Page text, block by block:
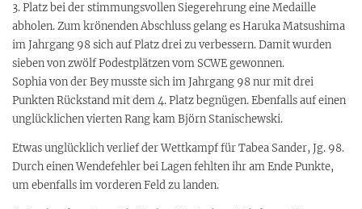
3. Platz bei der stimmungsvollen Siegerehrung eine Medaille
abholen. Zum krönenden Abschluss gelang es Haruka Matsushima
im Jahrgang 98 sich auf Platz drei zu verbessern. Damit wurden
sieben von zwölf Podestplätzen vom SCWE gewonnen.
Sophia von der Bey musste sich im Jahrgang 98 nur mit drei
Punkten Rückstand mit dem 4. Platz begnügen. Ebenfalls auf einen
unglücklichen vierten Rang kam Björn Stanischewski.
Etwas unglücklich verlief der Wettkampf für Tabea Sander, Jg. 98.
Durch einen Wendefehler bei Lagen fehlten ihr am Ende Punkte,
um ebenfalls im vorderen Feld zu landen.